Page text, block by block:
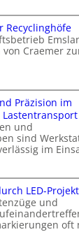
Recyclinghöfe
von Craemer
Präzision im
und
sind
im
LED-
und